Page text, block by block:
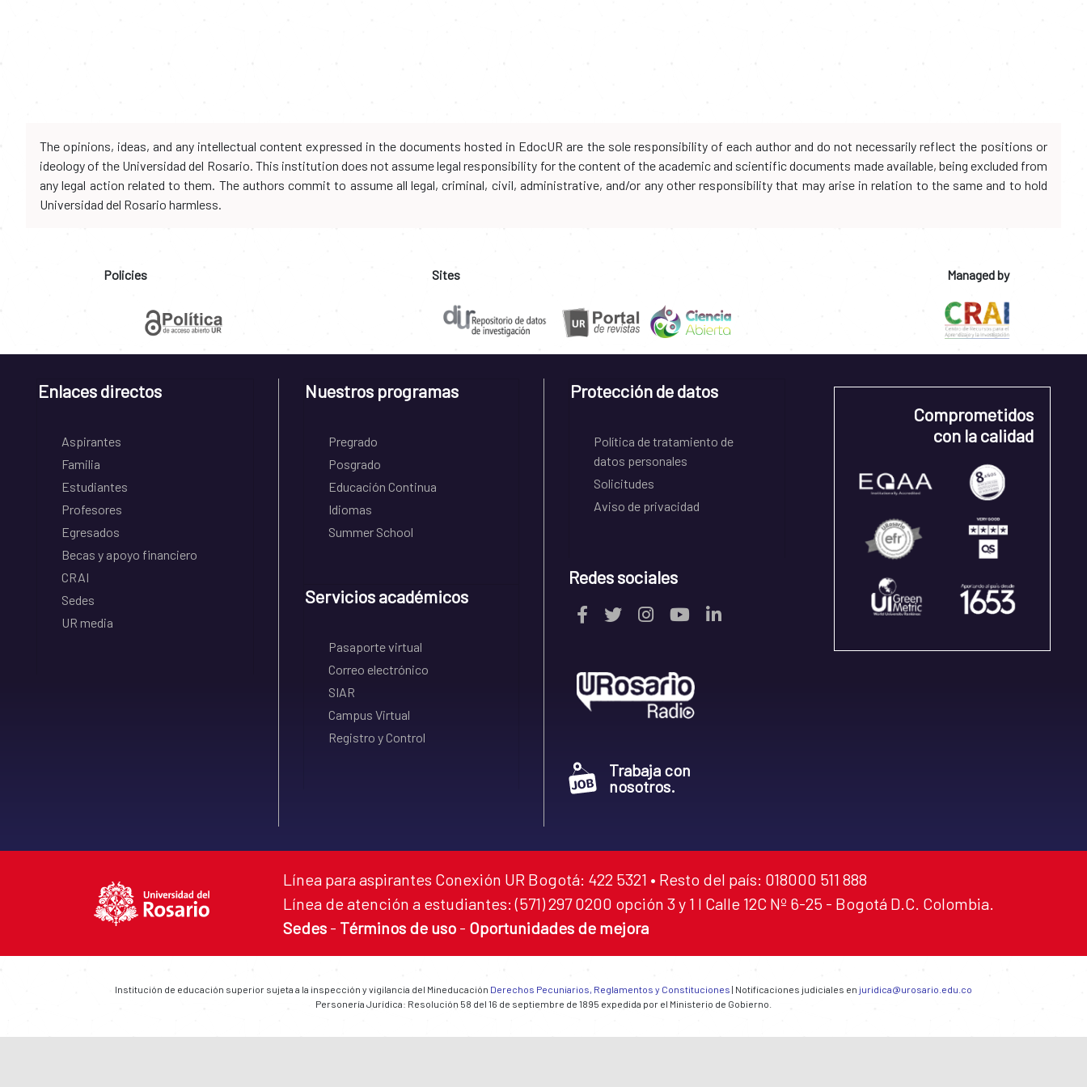
The opinions, ideas, and any intellectual content expressed in the documents hosted in EdocUR are the sole responsibility of each author and do not necessarily reflect the positions or
ideology of the Universidad del Rosario. This institution does not assume legal responsibility for the content of the academic and scientific documents made available, being excluded from
any legal action related to them. The authors commit to assume all legal, criminal, civil, administrative, and/or any other responsibility that may arise in relation to the same and to hold
Universidad del Rosario harmless.
Policies Sites Managed by
Enlaces directos
Aspirantes
Familia
Estudiantes
Profesores
Egresados
Becas y apoyo financiero
CRAI
Sedes
UR media
Nuestros programas
Pregrado
Posgrado
Educación Continua
Idiomas
Summer School
Servicios académicos
Pasaporte virtual
Correo electrónico
SIAR
Campus Virtual
Registro y Control
Protección de datos
Política de tratamiento de
datos personales
Solicitudes
Aviso de privacidad
Redes sociales
Trabaja con
nosotros.
Comprometidos
con la calidad
Línea para aspirantes Conexión UR Bogotá: 422 5321 • Resto del país: 018000 511 888
Línea de atención a estudiantes: (571) 297 0200 opción 3 y 1 I Calle 12C Nº 6-25 - Bogotá D.C. Colombia.
Sedes - Términos de uso - Oportunidades de mejora
Institución de educación superior sujeta a la inspección y vigilancia del Mineducación Derechos Pecuniarios, Reglamentos y Constituciones | Notificaciones judiciales en juridica@urosario.edu.co
Personería Jurídica: Resolución 58 del 16 de septiembre de 1895 expedida por el Ministerio de Gobierno.